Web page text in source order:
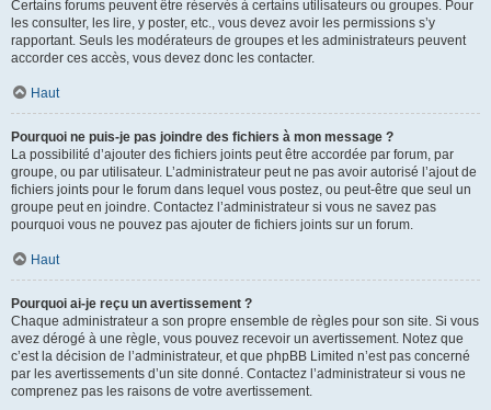
Certains forums peuvent être réservés à certains utilisateurs ou groupes. Pour
les consulter, les lire, y poster, etc., vous devez avoir les permissions s’y
rapportant. Seuls les modérateurs de groupes et les administrateurs peuvent
accorder ces accès, vous devez donc les contacter.
Haut
Pourquoi ne puis-je pas joindre des fichiers à mon message ?
La possibilité d’ajouter des fichiers joints peut être accordée par forum, par
groupe, ou par utilisateur. L’administrateur peut ne pas avoir autorisé l’ajout de
fichiers joints pour le forum dans lequel vous postez, ou peut-être que seul un
groupe peut en joindre. Contactez l’administrateur si vous ne savez pas
pourquoi vous ne pouvez pas ajouter de fichiers joints sur un forum.
Haut
Pourquoi ai-je reçu un avertissement ?
Chaque administrateur a son propre ensemble de règles pour son site. Si vous
avez dérogé à une règle, vous pouvez recevoir un avertissement. Notez que
c’est la décision de l’administrateur, et que phpBB Limited n’est pas concerné
par les avertissements d’un site donné. Contactez l’administrateur si vous ne
comprenez pas les raisons de votre avertissement.